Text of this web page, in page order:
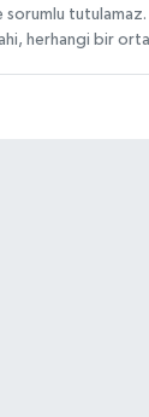
herhangi bir